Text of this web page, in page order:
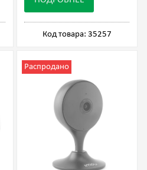
Код товара: 35257
Распродано